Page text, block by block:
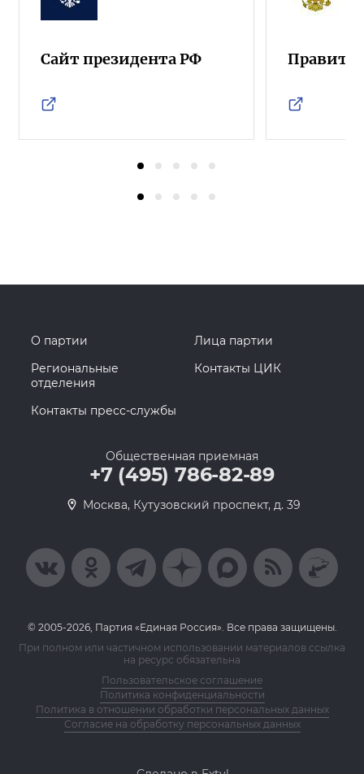
Сайт президента РФ
О партии
Лица партии
Региональные
отделения
Контакты ЦИК
Контакты пресс-службы
Общественная приемная
+7 (495) 786-82-89
Москва, Кутузовский проспект, д. 39
© 2005-2026, Партия «Единая Россия». Все права защищены.
При полном или частичном использовании материалов ссылка
на ресурс обязательна
Пользовательское соглашение
Политика конфиденциальности
Политика в отношении обработки персональных данных
Согласие на обработку персональных данных